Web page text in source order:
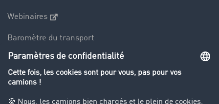
Webinaires
Baromètre du transport
Le dictionnaire du transport
Interdiction de circulation des poids lourds